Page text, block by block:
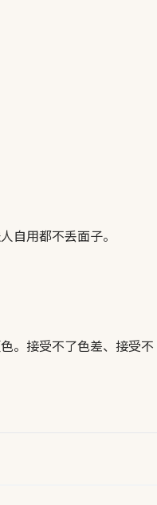
自用都不丢面子。
。接受不了色差、接受不